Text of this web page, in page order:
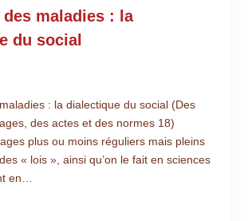
des maladies : la
du social
: la dialectique du social (Des
des actes et des normes 18)
plus ou moins réguliers mais pleins
« lois », ainsi qu’on le fait en sciences
en…